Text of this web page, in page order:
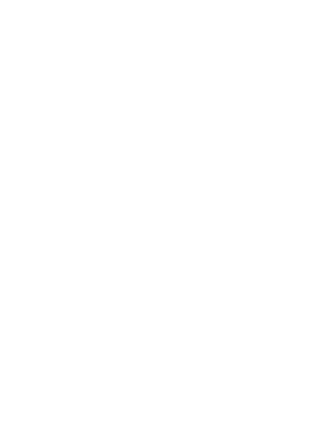
0, & N > 10 \ 000, \\ 20 +